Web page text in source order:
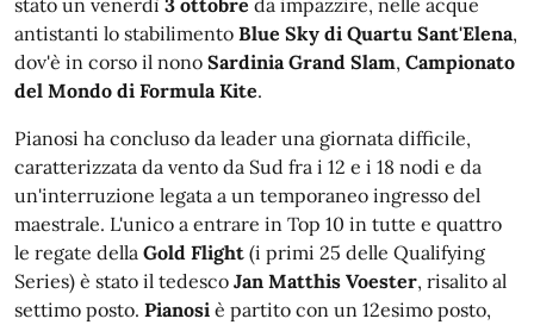
stato un venerdì 3 ottobre da impazzire, nelle acque
antistanti lo stabilimento Blue Sky di Quartu Sant'Elena,
dov'è in corso il nono Sardinia Grand Slam, Campionato
del Mondo di Formula Kite.
Pianosi ha concluso da leader una giornata difficile,
caratterizzata da vento da Sud fra i 12 e i 18 nodi e da
un'interruzione legata a un temporaneo ingresso del
maestrale. L'unico a entrare in Top 10 in tutte e quattro
le regate della Gold Flight (i primi 25 delle Qualifying
Series) è stato il tedesco Jan Matthis Voester, risalito al
settimo posto. Pianosi è partito con un 12esimo posto,